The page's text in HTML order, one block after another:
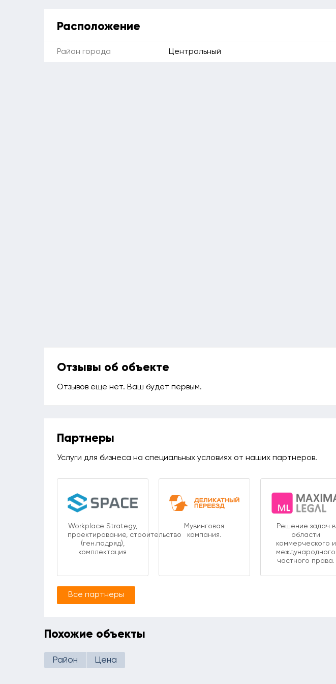
Расположение
Район города Центральный
Отзывы об объекте
Отзывов еще нет. Ваш будет первым.
Партнеры
Услуги для бизнеса на специальных условиях от наших партнеров.
Workplace Strategy,
проектирование, строительство
(ген.подряд),
комплектация
Мувинговая
компания.
Решение задач в
области
коммерческого и
международного
частного права.
Все партнеры
Похожие объекты
Район Цена